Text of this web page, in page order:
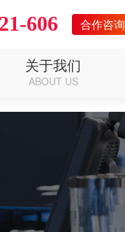
606 合作咨询
关于我们
ABOUT US